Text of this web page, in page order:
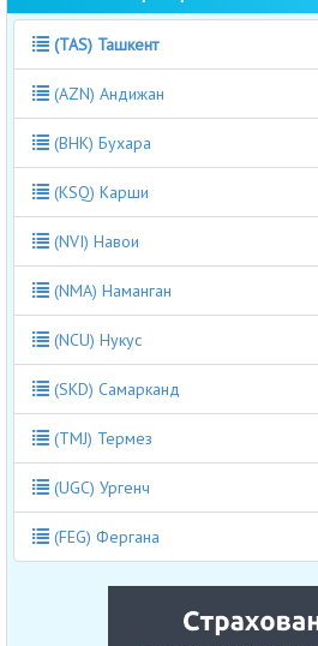
(TAS) Ташкент
(AZN) Андижан
(BHK) Бухара
(KSQ) Карши
(NVI) Навои
(NMA) Наманган
(NCU) Нукус
(SKD) Самарканд
(TMJ) Термез
(UGC) Ургенч
(FEG) Фергана